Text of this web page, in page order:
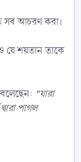
সব আচরণ করা।
যে শয়তান তাকে
“যারা
পাগল